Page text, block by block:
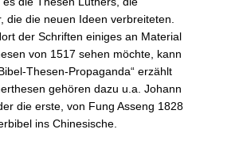
die die neuen Ideen verbreiteten.
der Schriften einiges an Material
von 1517 sehen möchte, kann
Thesen-Propaganda“ erzählt
gehören dazu u.a. Johann
die erste, von Fung Asseng 1828
ins Chinesische.